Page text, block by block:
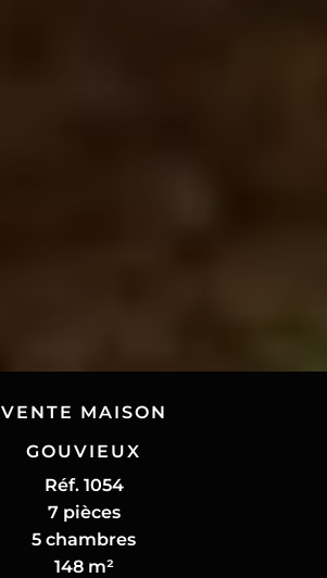
VENTE MAISON
GOUVIEUX
Réf. 1054
7 pièces
5 chambres
148 m²